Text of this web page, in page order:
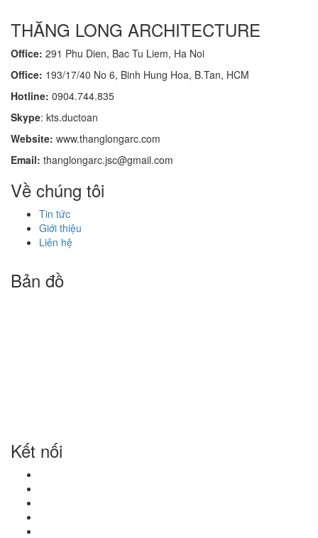
THĂNG LONG ARCHITECTURE
Office: 291 Phu Dien, Bac Tu Liem, Ha Noi
Office: 193/17/40 No 6, Binh Hung Hoa, B.Tan, HCM
Hotline: 0904.744.835
Skype: kts.ductoan
Website: www.thanglongarc.com
Email: thanglongarc.jsc@gmail.com
Về chúng tôi
Tin tức
Giới thiệu
Liên hệ
Bản đồ
Kết nối